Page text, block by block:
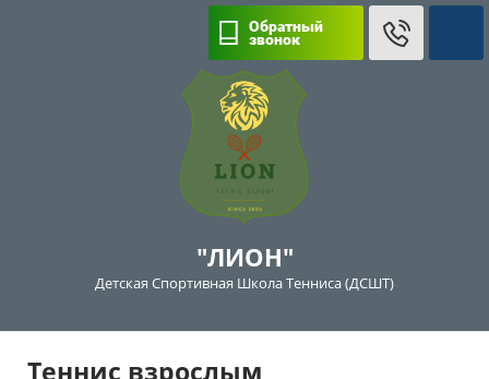
Обратный
звонок
"ЛИОН"
Детская Спортивная Школа Тенниса (ДСШТ)
Теннис взрослым